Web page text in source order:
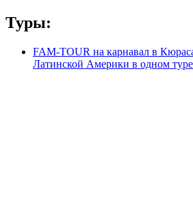
Туры:
FAM-TOUR на карнавал в
Латинской Америки в одном